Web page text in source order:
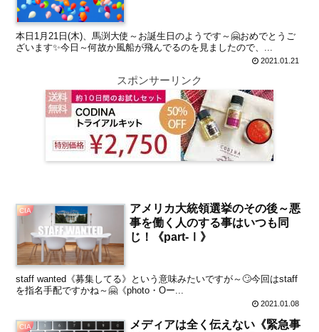
本日1月21日(木)、馬渕大使～お誕生日のようです～🤗おめでとうご
ざいます✨今日～何故か風船が飛んでるのを見ましたので、...
2021.01.21
スポンサーリンク
CIA
アメリカ大統領選挙のその後～悪
事を働く人のする事はいつも同
じ！《part-Ⅰ》
staff wanted《募集してる》という意味みたいですが～🙄今回はstaff
を指名手配ですかね～🤗《photo・Oー...
2021.01.08
CIA
メディアは全く伝えない《緊急事